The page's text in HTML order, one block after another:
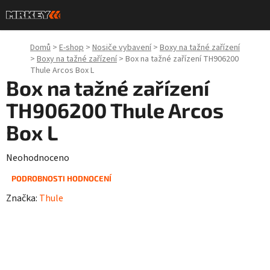
na
obsah
Domů > E-shop > Nosiče vybavení > Boxy na tažné zařízení
> Boxy na tažné zařízení > Box na tažné zařízení TH906200
Thule Arcos Box L
Box na tažné zařízení
TH906200 Thule Arcos
Box L
Průměrné
hodnocení
Neohodnoceno
PODROBNOSTI HODNOCENÍ
Značka: Thule